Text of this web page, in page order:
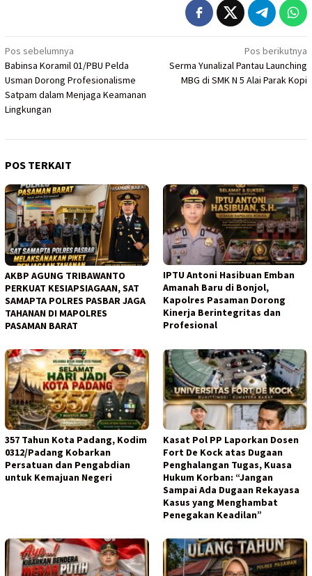
Navigasi
pos
Pos sebelumnya
Babinsa Koramil 01/PBU Pelda
Usman Dorong Profesionalisme
Satpam dalam Menjaga Keamanan
Lingkungan
Pos berikutnya
Serma Yunalizal Pantau Launching
MBG di SMK N 5 Alai Parak Kopi
POS TERKAIT
AKBP AGUNG TRIBAWANTO
PERKUAT KESIAPSIAGAAN, SAT
SAMAPTA POLRES PASBAR JAGA
TAHANAN DI MAPOLRES
PASAMAN BARAT
IPTU Antoni Hasibuan Emban
Amanah Baru di Bonjol,
Kapolres Pasaman Dorong
Kinerja Berintegritas dan
Profesional
357 Tahun Kota Padang, Kodim
0312/Padang Kobarkan
Persatuan dan Pengabdian
untuk Kemajuan Negeri
Kasat Pol PP Laporkan Dosen
Fort De Kock atas Dugaan
Penghalangan Tugas, Kuasa
Hukum Korban: “Jangan
Sampai Ada Dugaan Rekayasa
Kasus yang Menghambat
Penegakan Keadilan”